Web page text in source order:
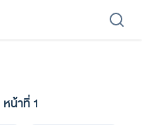
หน้าที่ 1